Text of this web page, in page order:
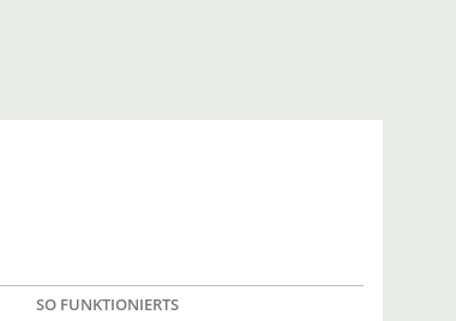
SO FUNKTIONIERTS